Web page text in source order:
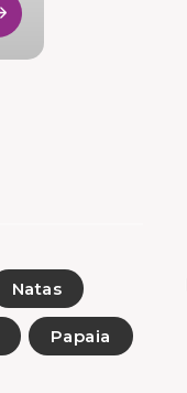
Natas
Papaia